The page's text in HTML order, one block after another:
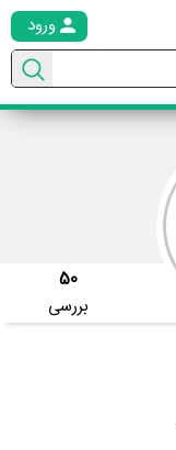
ورود
50
بررسی